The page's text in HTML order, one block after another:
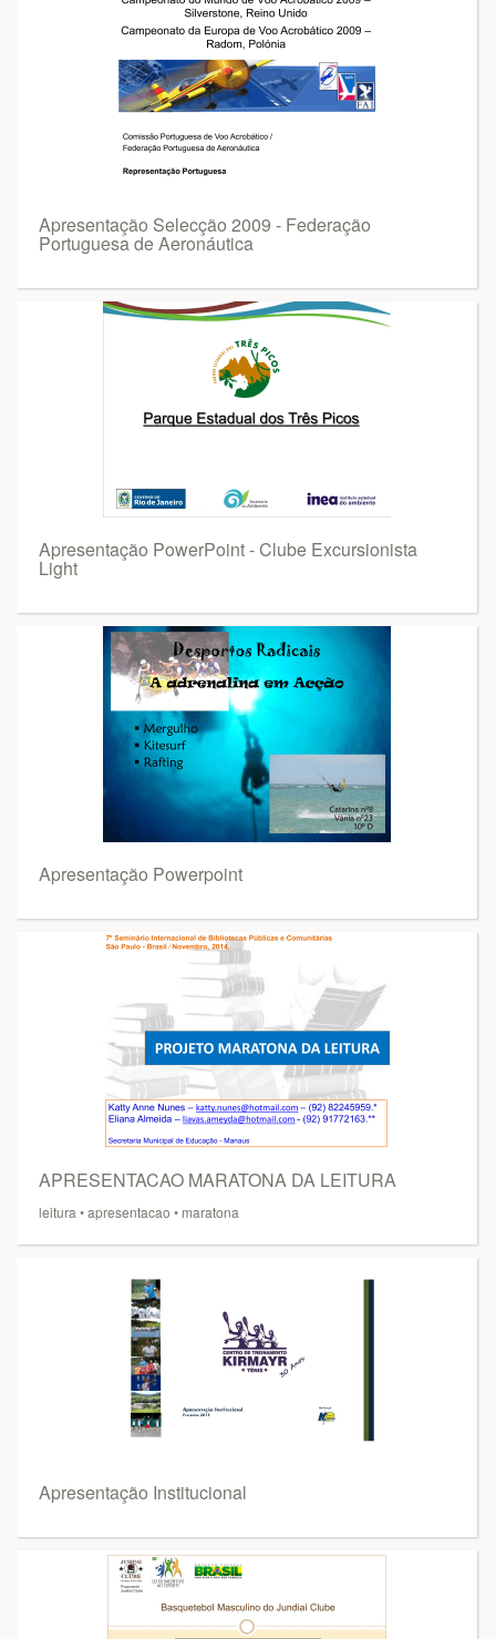
Apresentação Selecção 2009 - Federação
Portuguesa de Aeronáutica
Apresentação PowerPoint - Clube Excursionista
Light
Apresentação Powerpoint
APRESENTACAO MARATONA DA LEITURA
leitura •apresentacao • maratona
Apresentação Institucional